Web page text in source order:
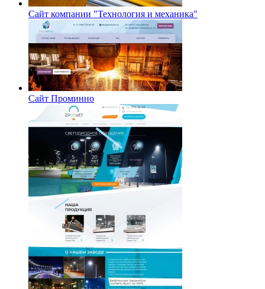
Сайт компании "Технология и механика"
Сайт Проминно